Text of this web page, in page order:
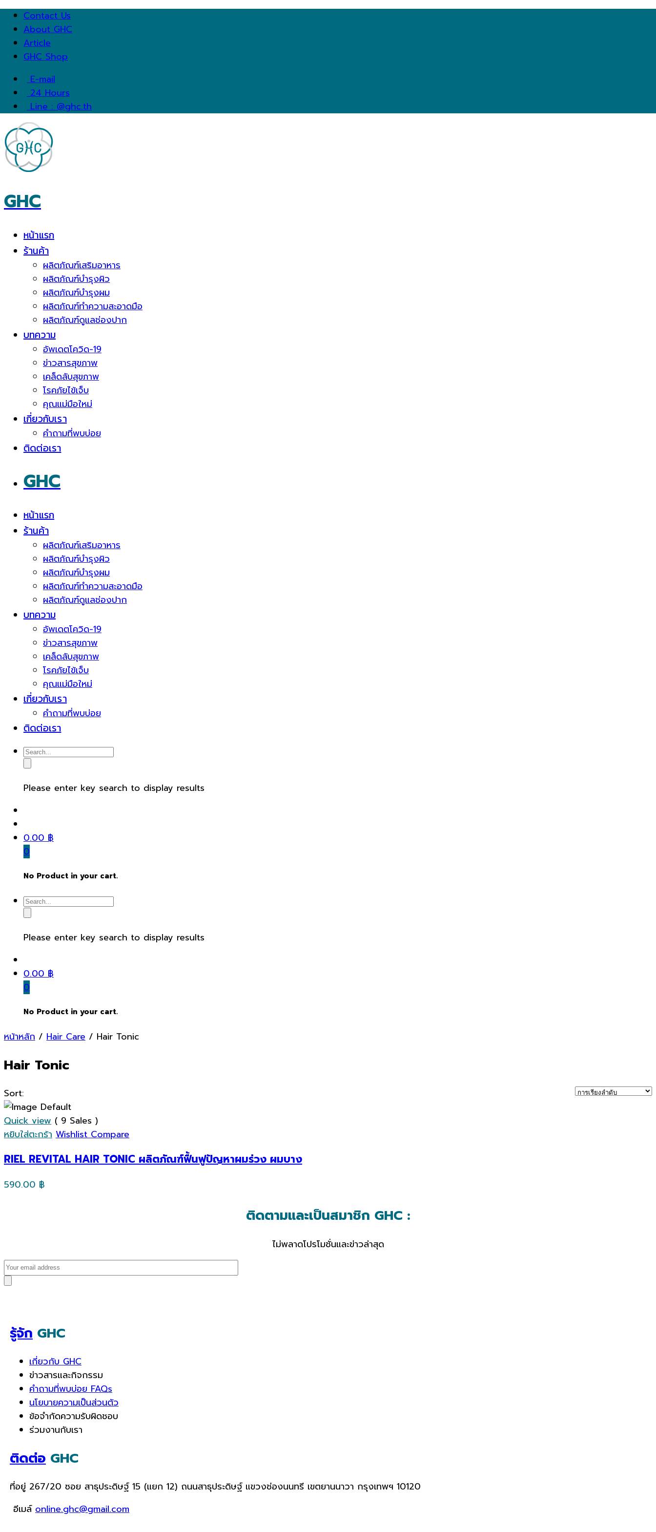
Contact Us
About GHC
Article
GHC Shop
E-mail
24 Hours
Line : @ghc.th
GHC
หน้าแรก
ร้านค้า
ผลิตภัณฑ์เสริมอาหาร
ผลิตภัณฑ์บำรุงผิว
ผลิตภัณฑ์บำรุงผม
ผลิตภัณฑ์ทำความสะอาดมือ
ผลิตภัณฑ์ดูแลช่องปาก
บทความ
อัพเดตโควิด-19
ข่าวสารสุขภาพ
เคล็ดลับสุขภาพ
โรคภัยไข้เจ็บ
คุณแม่มือใหม่
เกี่ยวกับเรา
คำถามที่พบบ่อย
ติดต่อเรา
GHC
หน้าแรก
ร้านค้า
ผลิตภัณฑ์เสริมอาหาร
ผลิตภัณฑ์บำรุงผิว
ผลิตภัณฑ์บำรุงผม
ผลิตภัณฑ์ทำความสะอาดมือ
ผลิตภัณฑ์ดูแลช่องปาก
บทความ
อัพเดตโควิด-19
ข่าวสารสุขภาพ
เคล็ดลับสุขภาพ
โรคภัยไข้เจ็บ
คุณแม่มือใหม่
เกี่ยวกับเรา
คำถามที่พบบ่อย
ติดต่อเรา
Please enter key search to display results
0.00฿
0
No Product in your cart.
Please enter key search to display results
0.00฿
0
No Product in your cart.
หน้าหลัก / Hair Care / Hair Tonic
Hair Tonic
Sort:
Quick view ( 9 Sales )
หยิบใส่ตะกร้า Wishlist Compare
RIEL REVITAL HAIR TONIC ผลิตภัณฑ์ฟื้นฟูปัญหาผมร่วง ผมบาง
590.00 ฿
ติดตามและเป็นสมาชิก GHC :
ไม่พลาดโปรโมชั่นและข่าวล่าสุด
รู้จัก GHC
เกี่ยวกับ GHC
ข่าวสารและกิจกรรม
คำถามที่พบบ่อย FAQs
นโยบายความเป็นส่วนตัว
ข้อจำกัดความรับผิดชอบ
ร่วมงานกับเรา
ติดต่อ GHC
ที่อยู่ 267/20 ซอย สาธุประดิษฐ์ 15 (แยก 12) ถนนสาธุประดิษฐ์ แขวงช่องนนทรี เขตยานนาวา กรุงเทพฯ 10120
อีเมล์ online.ghc@gmail.com